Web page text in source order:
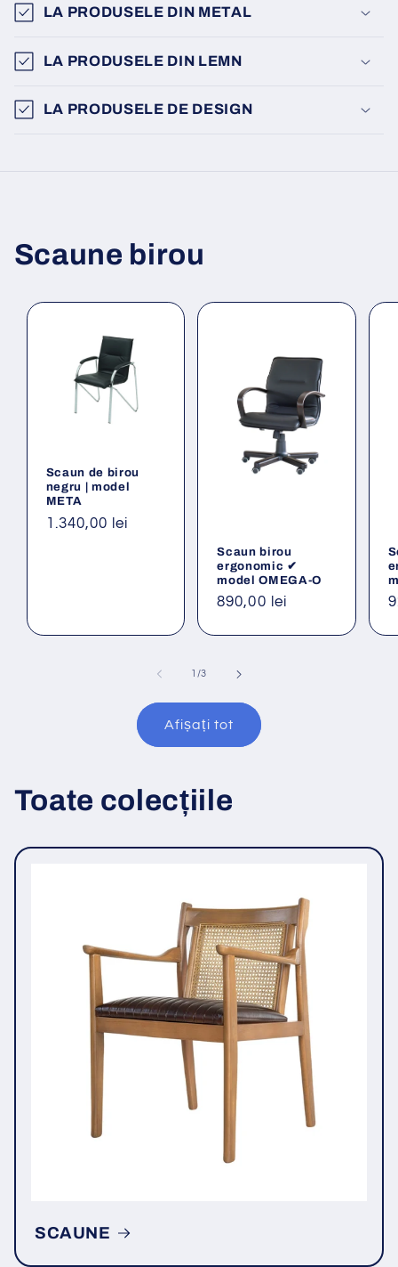
LA PRODUSELE DIN METAL
LA PRODUSELE DIN LEMN
LA PRODUSELE DE DESIGN
Scaune birou
Scaun de birou
negru | model
META
Preț
1.340,00 lei
Scaun birou
ergonomic ✔
model OMEGA-O
Preț
890,00 lei
/din
3
Afișați tot
Toate colecțiile
SCAUNE